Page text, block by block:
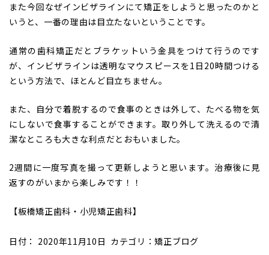
また今回なぜインビザラインにて矯正をしようと思ったのかと
いうと、一番の理由は目立たないということです。
通常の歯科矯正だとブラケットいう金具をつけて行うのです
が、インビザラインは透明なマウスピースを1日20時間つける
という方法で、ほとんど目立ちません。
また、自分で着脱するので食事のときは外して、たべる物を気
にしないで食事することができます。取り外して洗えるので清
潔なところも大きな利点だとおもいました。
2週間に一度写真を撮って更新しようと思います。治療後に見
返すのがいまから楽しみです！！
【板橋矯正歯科・小児矯正歯科】
日付： 2020年11月10日 カテゴリ：矯正ブログ